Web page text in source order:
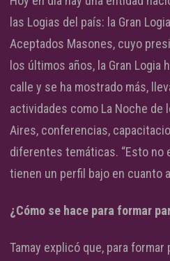
las Logias del país: la Gran
Aceptados Masones, cuyo
los últimos años, la Gran Logia
calle y se ha mostrado más,
actividades como La Noche de
Aires, conferencias,
diferentes temáticas. “Esto no
tienen un perfil bajo en cuanto
¿Cómo se hace para formar
Tamay explicó que, para formar